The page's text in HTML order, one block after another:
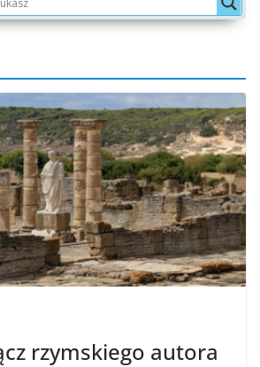
rzymskiego autora